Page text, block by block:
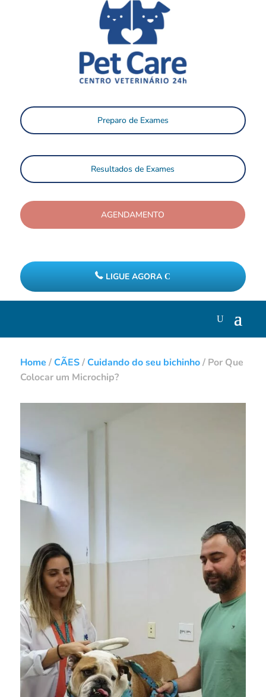
Preparo de Exames
Resultados de Exames
AGENDAMENTO
LIGUE AGORA
Home /CÃES/Cuidando do seu bichinho/ Por Que
Colocar um Microchip?